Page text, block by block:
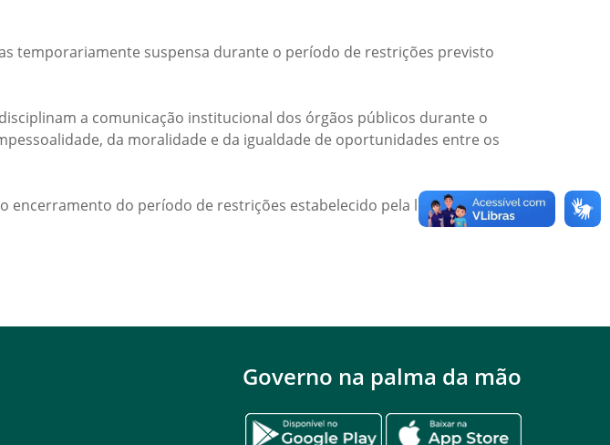
temporariamente suspensa durante o período de restrições previsto
a comunicação institucional dos órgãos públicos durante o
da moralidade e da igualdade de oportunidades entre os
do período de restrições estabelecido pela legislação
Governo na palma da mão